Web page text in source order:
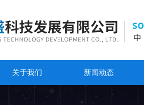
关于我们 新闻动态